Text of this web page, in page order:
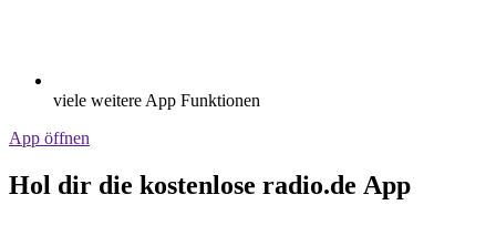
viele weitere App Funktionen
App öffnen
Hol dir die kostenlose radio.de App